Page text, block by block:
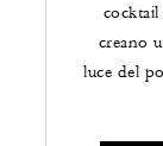
cocktail
creano
luce del